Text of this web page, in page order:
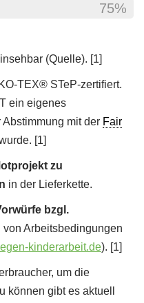
75%
(Quelle). [1]
TEX® STeP-zertifiert.
ein eigenes
mit der Fair
[1]
zu
in der Lieferkette.
bzgl.
von Arbeitsbedingungen
kinderarbeit.de). [1]
um die
können gibt es aktuell